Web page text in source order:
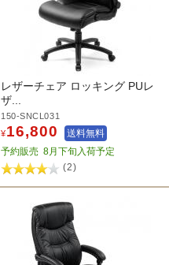
レザーチェア ロッキング PUレ
ザ...
150-SNCL031
¥16,800
送料無料
予約販売 8月下旬入荷予定
(2)